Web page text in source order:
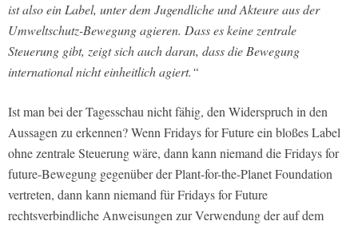
ist also ein Label, unter dem Jugendliche und Akteure aus der
Umweltschutz-Bewegung agieren. Dass es keine zentrale
Steuerung gibt, zeigt sich auch daran, dass die Bewegung
international nicht einheitlich agiert.“
Ist man bei der Tagesschau nicht fähig, den Widerspruch in den
Aussagen zu erkennen? Wenn Fridays for Future ein bloßes Label
ohne zentrale Steuerung wäre, dann kann niemand die Fridays for
future-Bewegung gegenüber der Plant-for-the-Planet Foundation
vertreten, dann kann niemand für Fridays for Future
rechtsverbindliche Anweisungen zur Verwendung der auf dem